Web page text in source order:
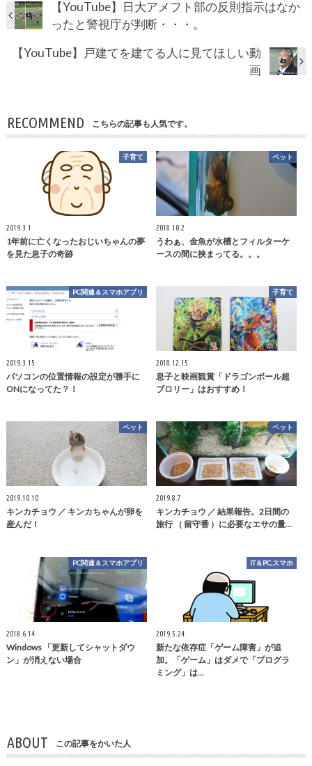
【YouTube】日大アメフト部の反則指示はなか
ったと警視庁が判断・・・。
【YouTube】戸建てを建てる人に見てほしい動
画
RECOMMEND こちらの記事も人気です。
子育て
2019.3.1
1年前に亡くなったおじいちゃんの夢
を見た息子の奇跡
ペット
2018.10.2
うわぁ、金魚が水槽とフィルターケ
ースの間に挟まってる。。。
PC関連＆スマホアプリ
2019.3.15
パソコンの位置情報の設定が勝手に
ONになってた？！
子育て
2018.12.15
息子と映画観賞「ドラゴンボール超
ブロリー」はおすすめ！
ペット
2019.10.10
キンカチョウ ／ キンカちゃんが卵を
産んだ！
ペット
2019.8.7
キンカチョウ ／ 結果報告。2日間の
旅行 （ 留守番 ）に必要なエサの量…
PC関連＆スマホアプリ
2018.6.14
Windows 「更新してシャットダウ
ン」が消えない場合
IT＆PC,スマホ
2019.5.24
新たな依存症「ゲーム障害」が追
加。「ゲーム」はダメで「プログラ
ミング」は…
ABOUT この記事をかいた人